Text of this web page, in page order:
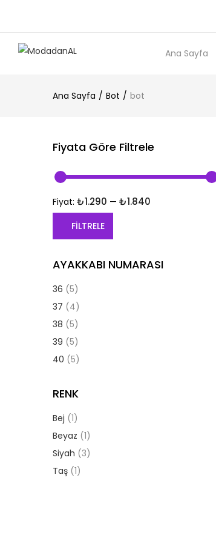
Ana Sayfa
Ana Sayfa Bot bot
Fiyata Göre Filtrele
düşük
fiyat
yüksek
fiyat
FILTRELE
Fiyat: ₺1.290 — ₺1.840
AYAKKABI NUMARASI
36 (5)
37 (4)
38 (5)
39 (5)
40 (5)
RENK
Bej (1)
Beyaz (1)
Siyah (3)
Taş (1)